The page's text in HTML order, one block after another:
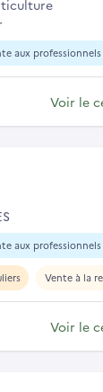
aux professionnels
Voir le
aux
Vente à la
Voir le